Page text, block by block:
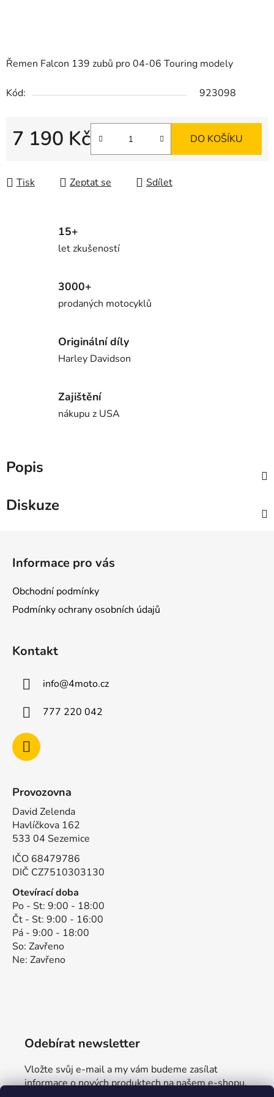
Řemen Falcon 139 zubů pro 04-06 Touring modely
Kód: 923098
7 190 Kč DO KOŠÍKU
Tisk Zeptat se Sdílet
15+
let zkušeností
3000+
prodaných motocyklů
Originální díly
Harley Davidson
Zajištění
nákupu z USA
Popis
Diskuze
Informace pro vás
Obchodní podmínky
Podmínky ochrany osobních údajů
Kontakt
info@4moto.cz
777 220 042
Provozovna
David Zelenda
Havlíčkova 162
533 04 Sezemice
IČO 68479786
DIČ CZ7510303130
Otevírací doba
Po - St: 9:00 - 18:00
Čt - St: 9:00 - 16:00
Pá - 9:00 - 18:00
So: Zavřeno
Ne: Zavřeno
Odebírat newsletter
Vložte svůj e-mail a my vám budeme zasílat
informace o nových produktech na našem e-shopu.